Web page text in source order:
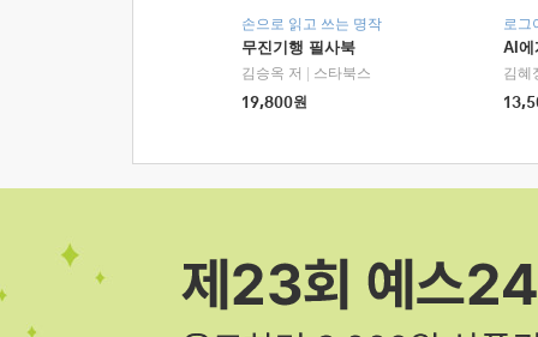
손으로 읽고 쓰는 명작
무진기행 필사북
김승옥 저
스타북스
19,800원
로그
AI에
김혜